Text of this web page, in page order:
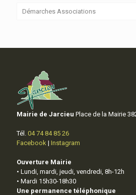
Démarches Associations
Mairie de Jarcieu Place de la Mairie
Tél. 04 74 84 85 26
Facebook | Instagram
Ouverture Mairie
• Lundi, mardi, jeudi, vendredi, 8h-12h
• Mardi 15h30-18h30
Une permanence téléphonique